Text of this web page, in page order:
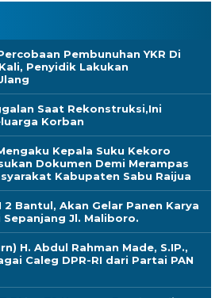
Pembunuhan YKR Di
Penyidik Lakukan
Saat Rekonstruksi,Ini
Korban
Kepala Suku Kekoro
Dokumen Demi Merampas
Kabupaten Sabu Raijua
2 Bantul, Akan Gelar Panen Karya
Jl. Maliboro.
H. Abdul Rahman Made, S.IP.,
Caleg DPR-RI dari Partai PAN